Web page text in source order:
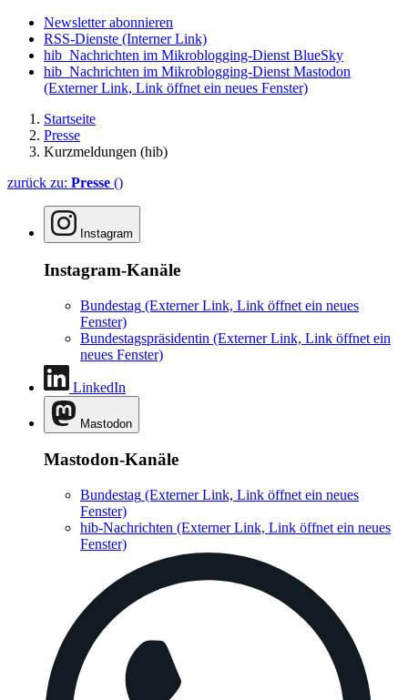
Newsletter abonnieren
RSS-Dienste (Interner Link)
hib_Nachrichten im Mikroblogging-Dienst BlueSky
hib_Nachrichten im Mikroblogging-Dienst Mastodon
(Externer Link, Link öffnet ein neues Fenster)
Startseite
Presse
Kurzmeldungen (hib)
zurück zu: Presse ()
Instagram
Instagram-Kanäle
Bundestag (Externer Link, Link öffnet ein neues
Fenster)
Bundestagspräsidentin (Externer Link, Link öffnet ein
neues Fenster)
LinkedIn
Mastodon
Mastodon-Kanäle
Bundestag (Externer Link, Link öffnet ein neues
Fenster)
hib-Nachrichten (Externer Link, Link öffnet ein neues
Fenster)